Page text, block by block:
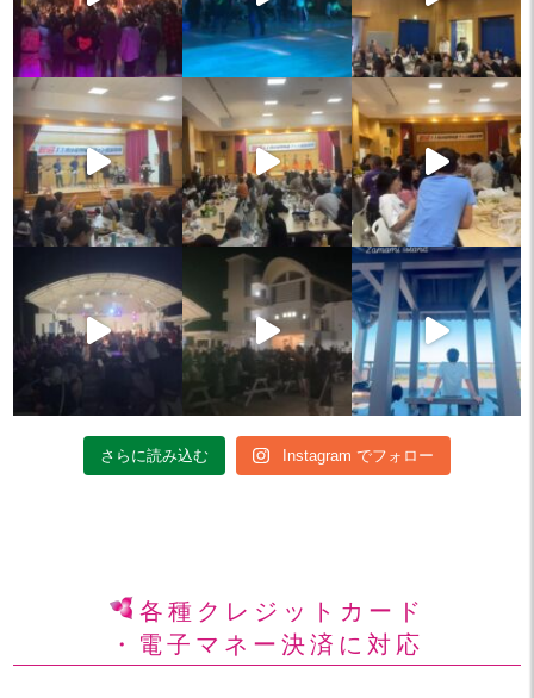
さらに読み込む Instagram でフォロー
各種クレジットカード
・電子マネー決済に対応